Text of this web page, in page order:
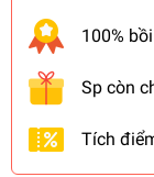
100%
Sp còn
Tích